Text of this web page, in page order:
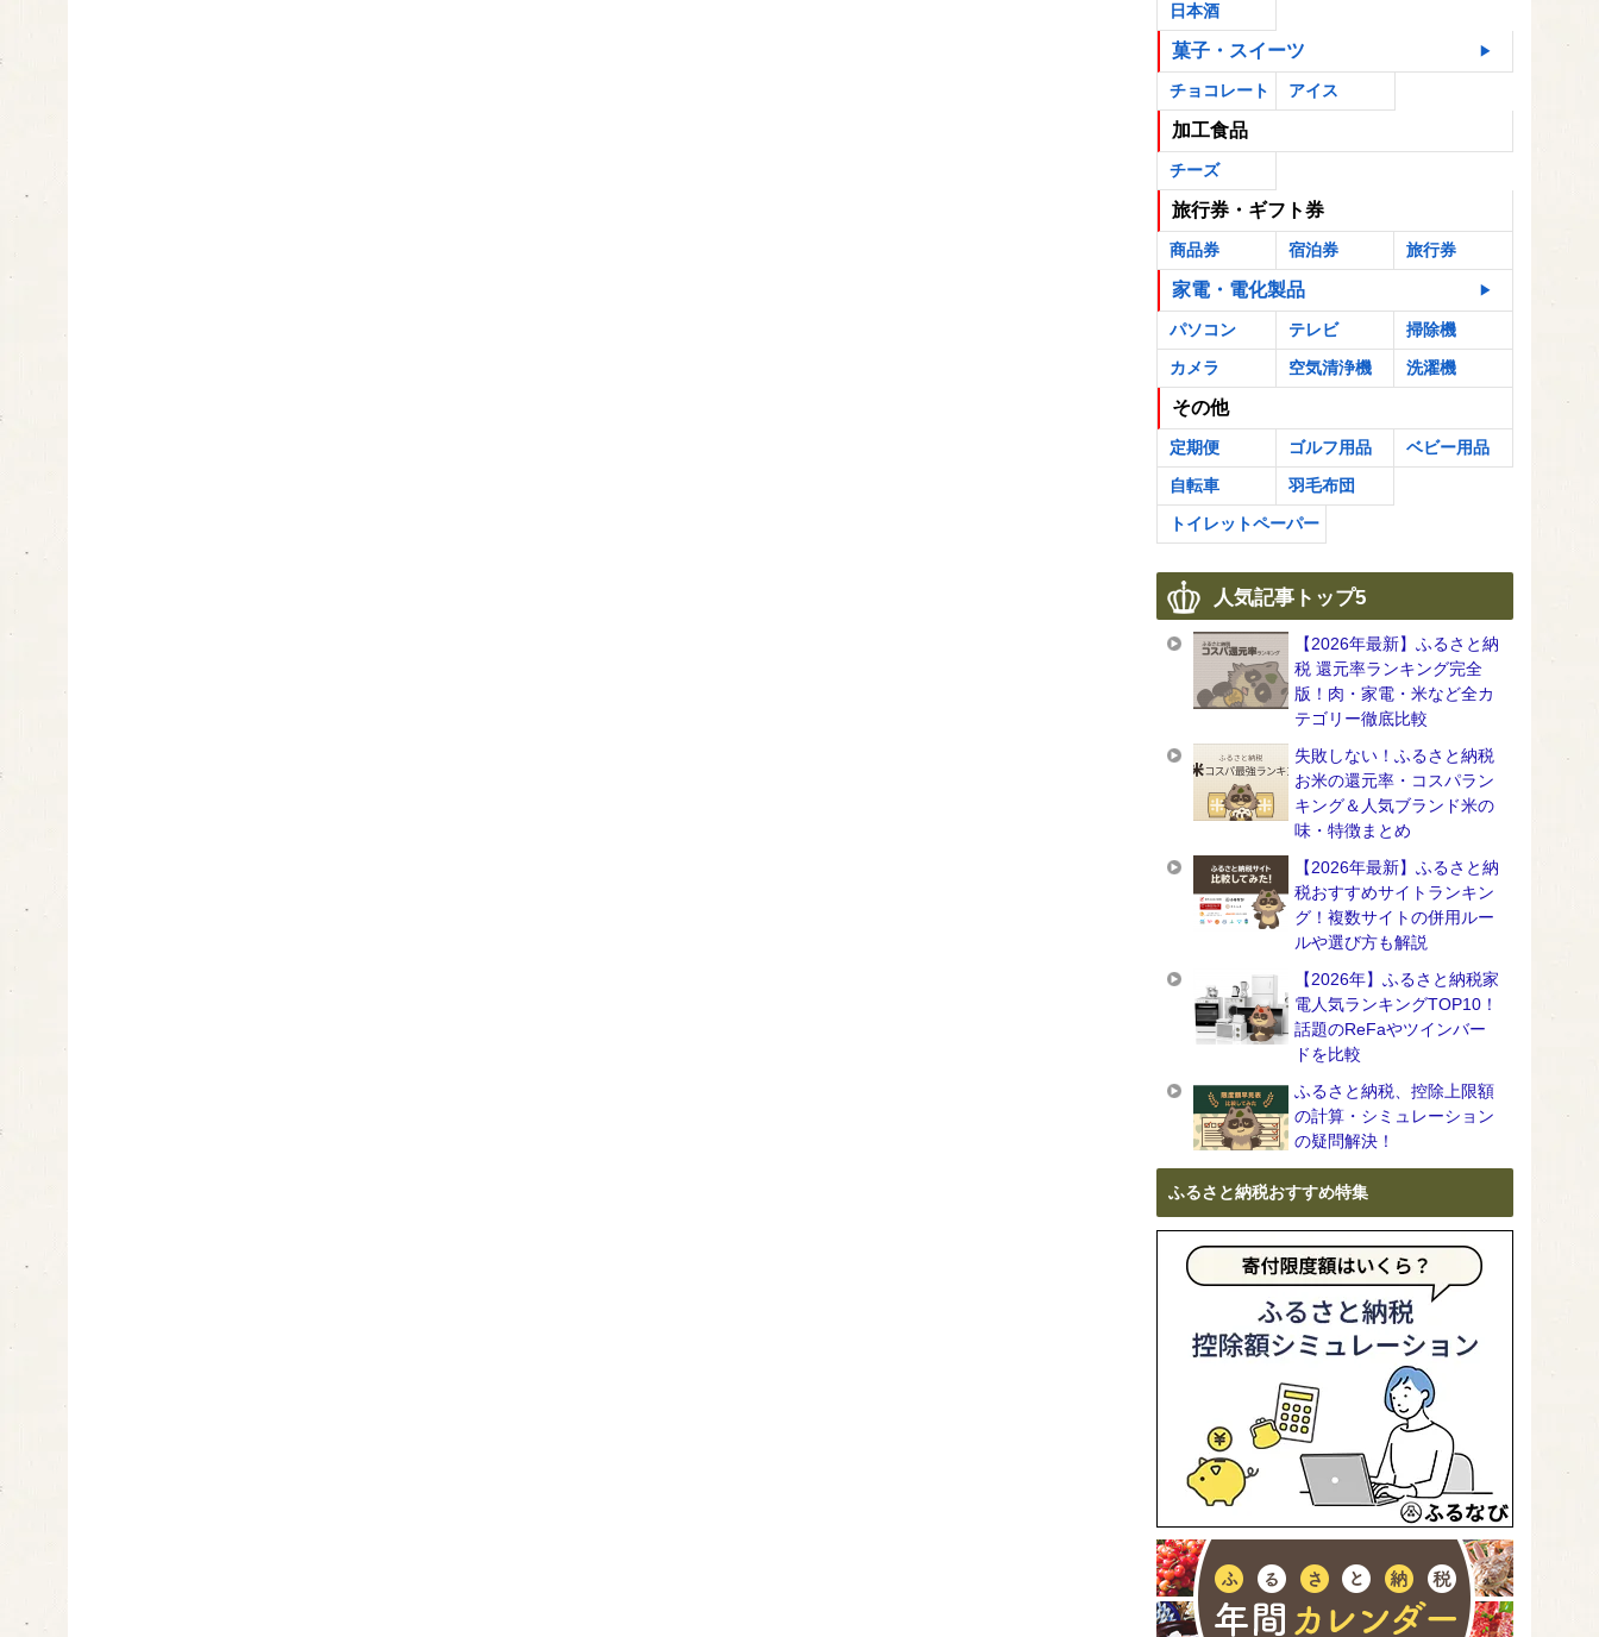
日本酒
菓子・スイーツ
チョコレート アイス
加工食品
チーズ
旅行券・ギフト券
商品券 宿泊券 旅行券
家電・電化製品
パソコン テレビ
掃除機
カメラ
空気清浄機 洗濯機
その他
定期便 ゴルフ用品
ベビー用品
自転車
羽毛布団
トイレットペーパー
人気記事トップ5
【2026年最新】ふるさと納
税 還元率ランキング完全
版！肉・家電・米など全カ
テゴリー徹底比較
失敗しない！ふるさと納税
お米の還元率・コスパラン
キング＆人気ブランド米の
味・特徴まとめ
【2026年最新】ふるさと納
税おすすめサイトランキン
グ！複数サイトの併用ルー
ルや選び方も解説
【2026年】ふるさと納税家
電人気ランキングTOP10！
話題のReFaやツインバー
ドを比較
ふるさと納税、控除上限額
の計算・シミュレーション
の疑問解決！
ふるさと納税おすすめ特集